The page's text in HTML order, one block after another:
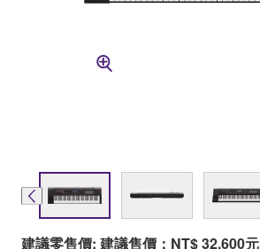
建議零售價: 建議售價：NT$ 32,600元